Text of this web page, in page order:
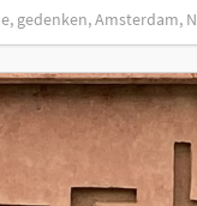
gedenken, Amsterdam,